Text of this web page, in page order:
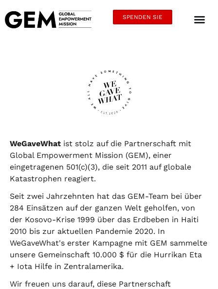
SPENDEN SIE
WeGaveWhat ist stolz auf die Partnerschaft mit
Global Empowerment Mission (GEM), einer
eingetragenen 501(c)(3), die seit 2011 auf globale
Katastrophen reagiert.
Seit zwei Jahrzehnten hat das GEM-Team bei über
284 Einsätzen auf der ganzen Welt geholfen, von
der Kosovo-Krise 1999 über das Erdbeben in Haiti
2010 bis zur aktuellen Pandemie 2020. In
WeGaveWhat's erster Kampagne mit GEM sammelte
unsere Gemeinschaft 10.000 $ für die Hurrikan Eta
+ Iota Hilfe in Zentralamerika.
Wir freuen uns darauf, diese Partnerschaft